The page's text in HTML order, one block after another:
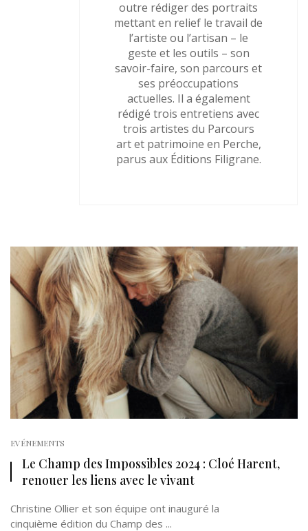
outre rédiger des portraits
mettant en relief le travail de
l’artiste ou l’artisan – le
geste et les outils – son
savoir-faire, son parcours et
ses préoccupations
actuelles. Il a également
rédigé trois entretiens avec
trois artistes du Parcours
art et patrimoine en Perche,
parus aux Éditions Filigrane.
EVÉNEMENTS
Le Champ des Impossibles 2024 : Cloé Harent,
renouer les liens avec le vivant
Christine Ollier et son équipe ont inauguré la
cinquième édition du Champ des ...